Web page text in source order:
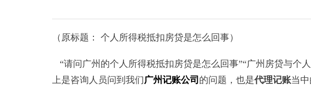
（原标题： 个人所得税抵扣房贷是怎么回事）
“请问广州的个人所得税抵扣房贷是怎么回事”“广州房贷与个
上是咨询人员问到我们广州记账公司 的问题，也是代理记账当